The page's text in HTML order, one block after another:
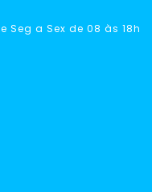
Seg a Sex de 08 às 18h